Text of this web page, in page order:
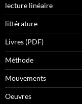
lecture linéaire
littérature
Livres (PDF)
Méthode
Mouvements
Oeuvres